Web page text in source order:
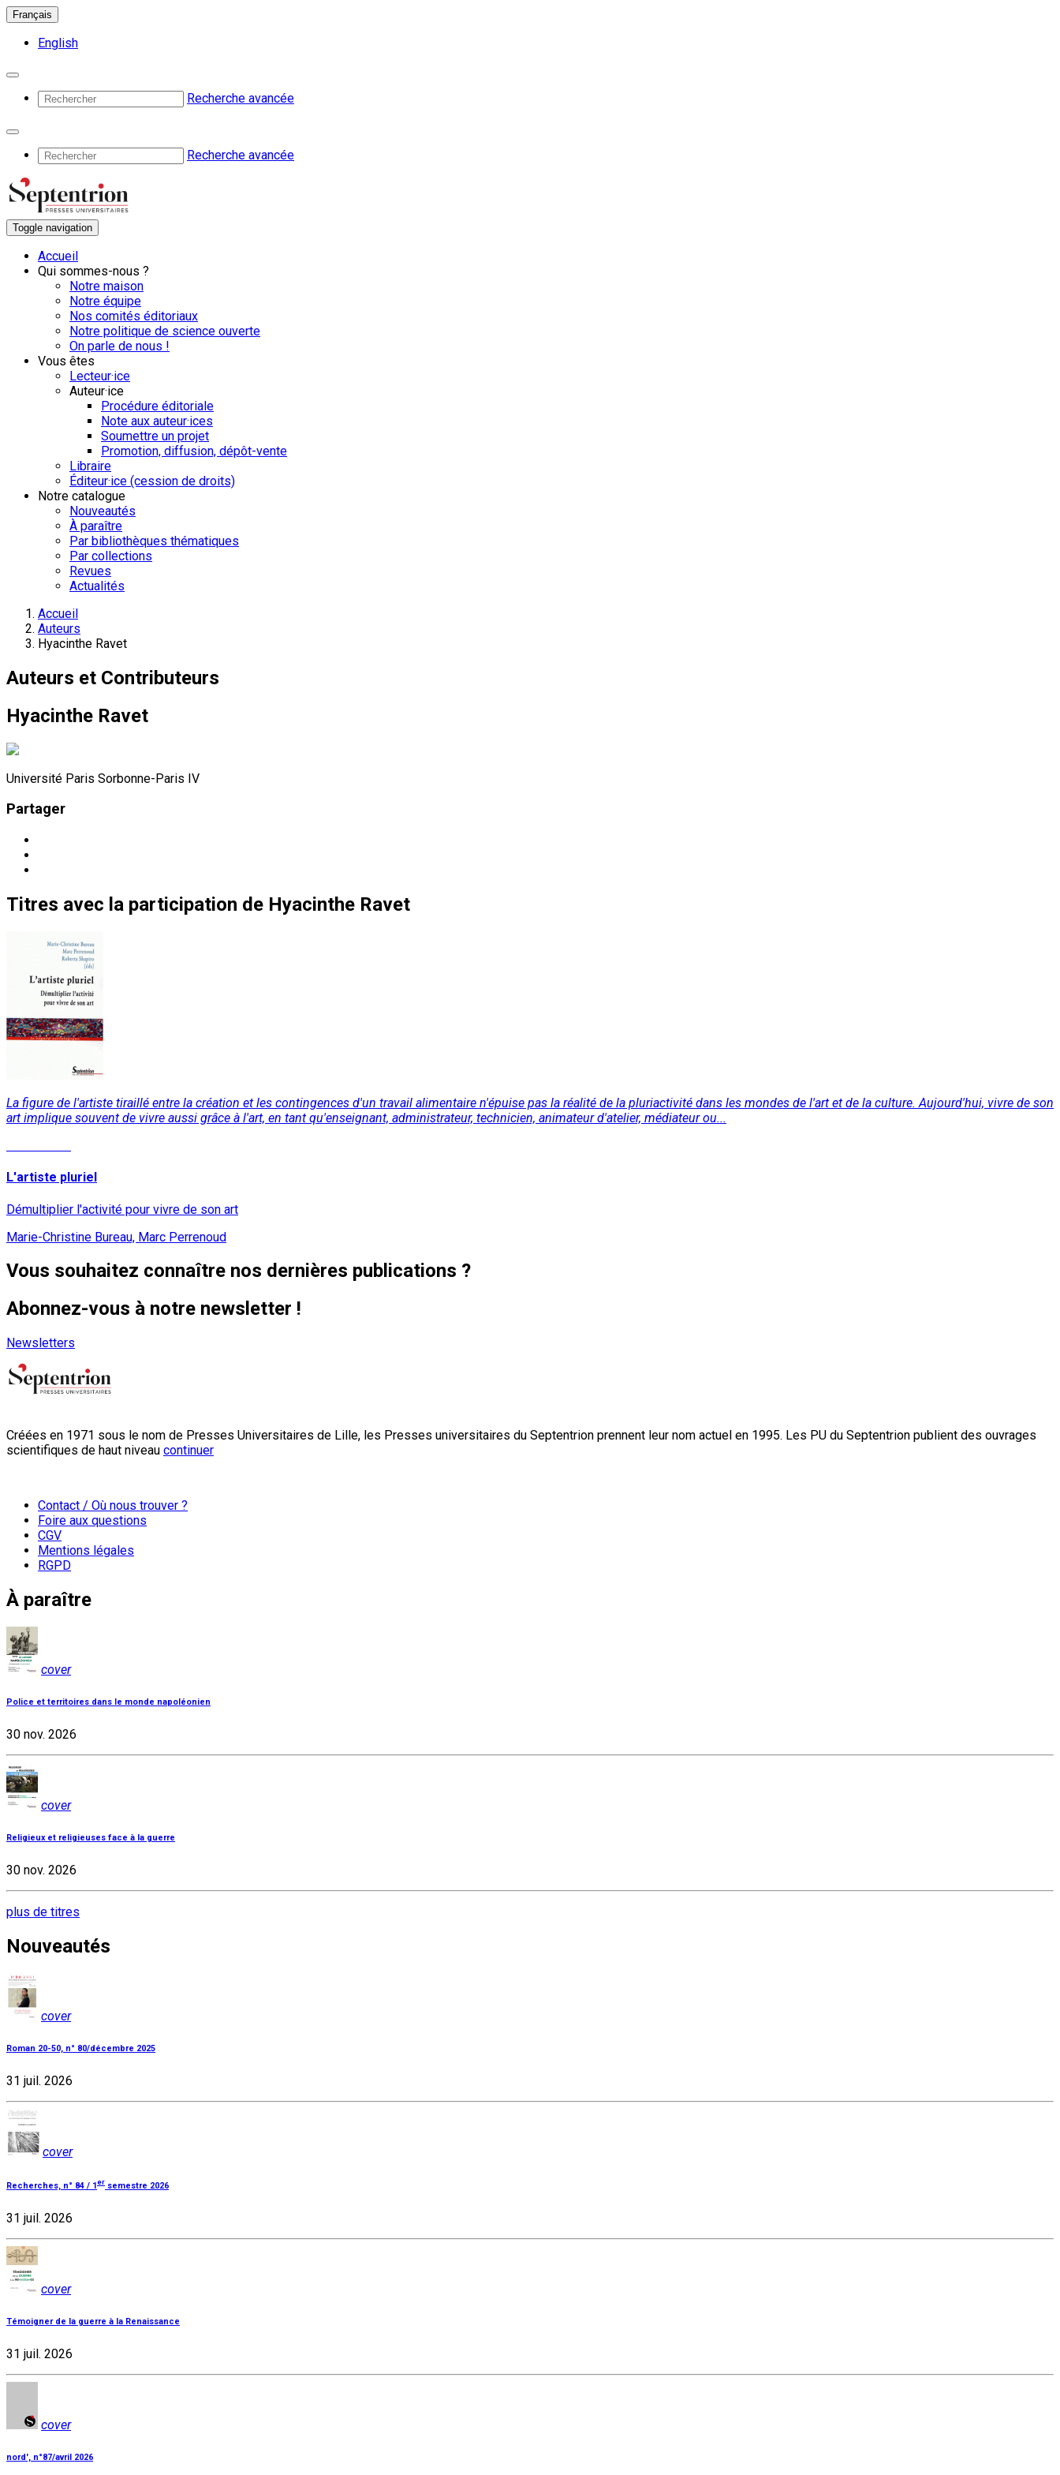
Français
English
Recherche avancée
Recherche avancée
Toggle navigation
Accueil
Qui sommes-nous ?
Notre maison
Notre équipe
Nos comités éditoriaux
Notre politique de science ouverte
On parle de nous !
Vous êtes
Lecteur·ice
Auteur·ice
Procédure éditoriale
Note aux auteur·ices
Soumettre un projet
Promotion, diffusion, dépôt-vente
Libraire
Éditeur·ice (cession de droits)
Notre catalogue
Nouveautés
À paraître
Par bibliothèques thématiques
Par collections
Revues
Actualités
Accueil
Auteurs
Hyacinthe Ravet
Auteurs et Contributeurs
Hyacinthe Ravet
Université Paris Sorbonne-Paris IV
Partager
Titres avec la participation de Hyacinthe Ravet
La figure de l'artiste tiraillé entre la création et les contingences d'un travail alimentaire n'épuise pas la réalité de la pluriactivité dans les mondes de l'art et de la culture. Aujourd'hui, vivre de son
art implique souvent de vivre aussi grâce à l'art, en tant qu'enseignant, administrateur, technicien, animateur d'atelier, médiateur ou...
L'artiste pluriel
Démultiplier l'activité pour vivre de son art
Marie-Christine Bureau, Marc Perrenoud
Vous souhaitez connaître nos dernières publications ?
Abonnez-vous à notre newsletter !
Newsletters
Créées en 1971 sous le nom de Presses Universitaires de Lille, les Presses universitaires du Septentrion prennent leur nom actuel en 1995. Les PU du Septentrion publient des ouvrages
scientifiques de haut niveau continuer
Contact / Où nous trouver ?
Foire aux questions
CGV
Mentions légales
RGPD
À paraître
cover
Police et territoires dans le monde napoléonien
30 nov. 2026
cover
Religieux et religieuses face à la guerre
30 nov. 2026
plus de titres
Nouveautés
cover
Roman 20-50, n° 80/décembre 2025
31 juil. 2026
cover
Recherches, n° 84 / 1 er semestre 2026
31 juil. 2026
cover
Témoigner de la guerre à la Renaissance
31 juil. 2026
cover
nord', n°87/avril 2026